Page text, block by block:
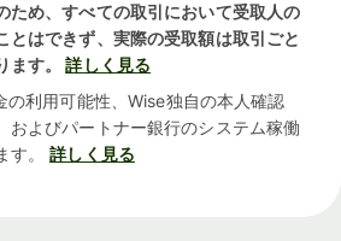
ため、すべての取引において受取人の
とはできず、実際の受取額は取引ごと
す。
詳しく見る
の利用可能性、Wise独自の本人確認
およびパートナー銀行のシステム稼働
。
詳しく見る